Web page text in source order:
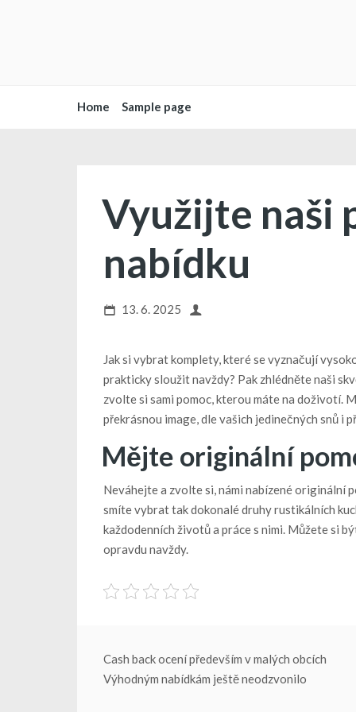
Home Sample page
Využijte naši
nabídku
13. 6. 2025
Jak si vybrat komplety, které se vyznačují
prakticky sloužit navždy? Pak zhlédněte naši
zvolte si sami pomoc, kterou máte na doživotí.
překrásnou image, dle vašich jedinečných snů i
Mějte originální
Neváhejte a zvolte si, námi nabízené originální
smíte vybrat tak dokonalé druhy rustikálních
každodenních životů a práce s nimi. Můžete si
opravdu navždy.
Navigace
pro
Cash back ocení především v malých obcích
Výhodným nabídkám ještě neodzvonilo